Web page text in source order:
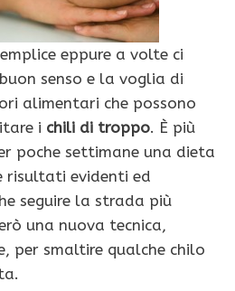
eppure a volte ci
senso e la voglia di
alimentari che possono
i chili di troppo. È più
poche settimane una dieta
risultati evidenti ed
seguire la strada più
una nuova tecnica,
per smaltire qualche chilo